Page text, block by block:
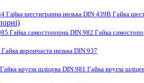
Гайка шестигранна низька DIN 439B Гайка
Гайка самостопорна DIN 982 Гайка
Гайка корончаста низька DIN 937
Гайка кругла шліцева DIN 981 Гайка кругла